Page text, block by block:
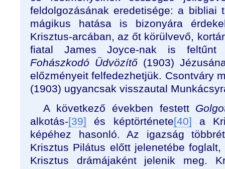
feldolgozásának eredetisége: a bibliai
mágikus hatása is bizonyára
Krisztus-arcában, az őt körülvevő,
fiatal James Joyce-nak is feltűnt
Fohászkodó Üdvözítő (1903)
előzményeit felfedezhetjük. Csontváry
(1903) ugyancsak visszautal
A következő években festett
alkotás-[39] és képtörténete[40] a
képéhez hasonló. Az igazság
Krisztus Pilátus előtt jelenetébe
Krisztus drámájaként jelenik meg.